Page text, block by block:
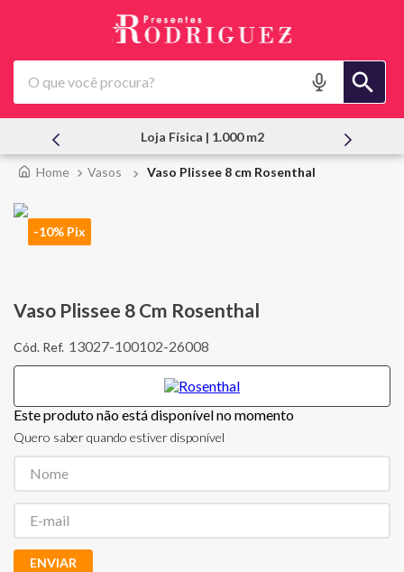
O que você procura?
Atendimento Pessoal
Vasos Vaso Plissee 8 cm Rosenthal
-10% Pix
Vaso Plissee 8 Cm Rosenthal
13027-100102-26008
Este produto não está disponível no momento
Quero saber quando estiver disponível
ENVIAR